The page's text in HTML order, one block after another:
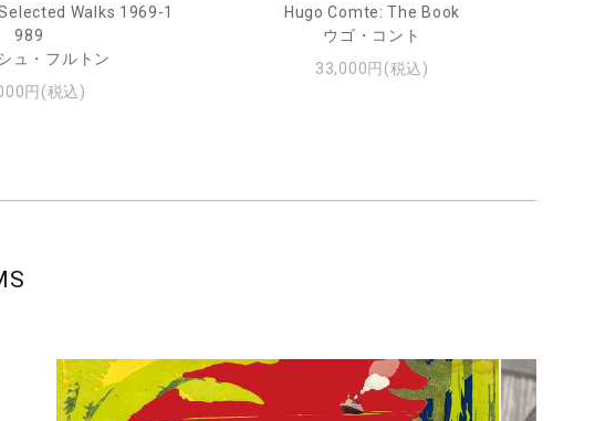
Walks 1969-1
989
ュ・フルトン
円(税込)
Hugo Comte: The Book
ウゴ・コント
33,000円(税込)